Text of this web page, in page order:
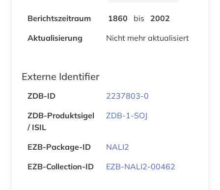
Berichtszeitraum 1860 bis
2002
Aktualisierung
Nicht mehr aktualisiert
Externe Identifier
ZDB-ID
2237803-0
ZDB-Produktsigel
/ ISIL
ZDB-1-SOJ
EZB-Package-ID
NALI2
EZB-Collection-ID
EZB-NALI2-00462